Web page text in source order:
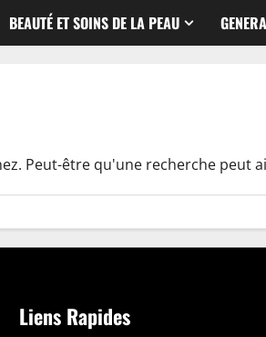
BEAUTÉ ET SOINS DE LA PEAU
Peut-être qu'une recherche peut
Liens Rapides